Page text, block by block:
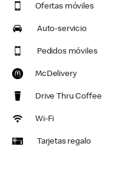
Ofertas móviles
Auto-servicio
Pedidos móviles
McDelivery
Drive Thru Coffee
Wi-Fi
Tarjetas regalo